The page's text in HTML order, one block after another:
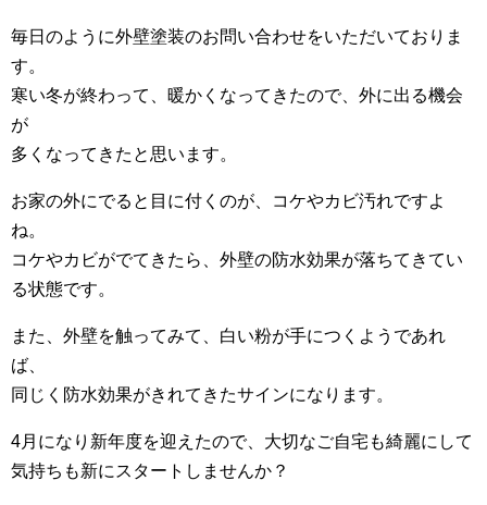
毎日のように外壁塗装のお問い合わせをいただいておりま
す。
寒い冬が終わって、暖かくなってきたので、外に出る機会
が
多くなってきたと思います。
お家の外にでると目に付くのが、コケやカビ汚れですよ
ね。
コケやカビがでてきたら、外壁の防水効果が落ちてきてい
る状態です。
また、外壁を触ってみて、白い粉が手につくようであれ
ば、
同じく防水効果がきれてきたサインになります。
4月になり新年度を迎えたので、大切なご自宅も綺麗にして
気持ちも新にスタートしませんか？